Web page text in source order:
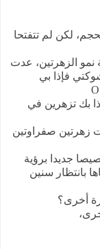
لكن لم تتفتحا
نمو الزهرتين، عدت
فإذا بي
بك تزهرين في
زهرتين صفراوتين
جديدا برؤية
بانتظار سنين
أخرى؟